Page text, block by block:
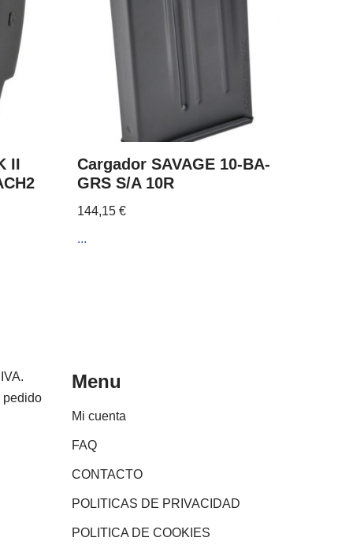
II
Cargador SAVAGE 10-BA-
GRS S/A 10R
144,15€
...
pedido
Menu
Mi cuenta
FAQ
CONTACTO
POLITICAS DE PRIVACIDAD
POLITICA DE COOKIES